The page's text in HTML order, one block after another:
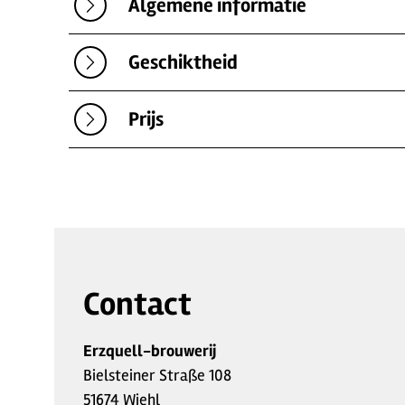
Algemene informatie
Geschiktheid
Prijs
Contact
Erzquell-brouwerij
Bielsteiner Straße 108
51674 Wiehl